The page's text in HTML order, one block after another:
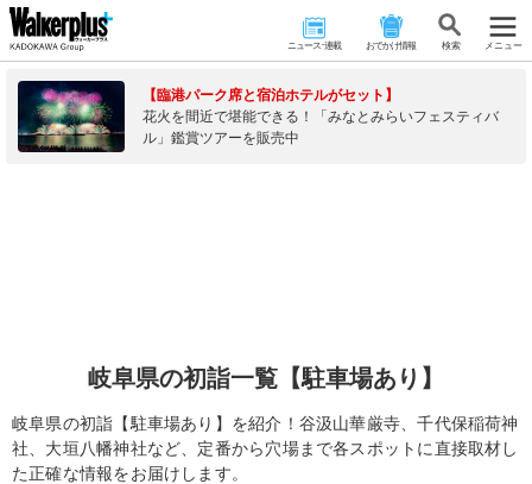
ニュース･連載 おでかけ情報 検 索 メニュー
【臨港パーク席と宿泊ホテルがセット】
花火を間近で堪能できる！「みなとみらいフェスティバ
ル」鑑賞ツアーを販売中
岐阜県の初詣一覧【駐車場あり】
岐阜県の初詣【駐車場あり】を紹介！谷汲山華厳寺、千代保稲荷神
社、大垣八幡神社など、定番から穴場まで各スポットに直接取材し
た正確な情報をお届けします。